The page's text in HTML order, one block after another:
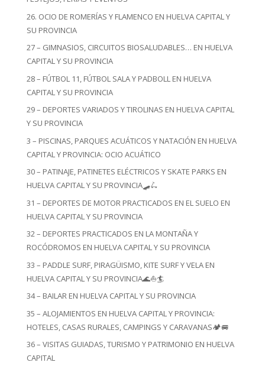
26. OCIO DE ROMERÍAS Y FLAMENCO EN HUELVA CAPITAL Y
SU PROVINCIA
27 – GIMNASIOS, CIRCUITOS BIOSALUDABLES… EN HUELVA
CAPITAL Y SU PROVINCIA
28 – FÚTBOL 11, FÚTBOL SALA Y PADBOLL EN HUELVA
CAPITAL Y SU PROVINCIA
29 – DEPORTES VARIADOS Y TIROLINAS EN HUELVA CAPITAL
Y SU PROVINCIA
3 – PISCINAS, PARQUES ACUÁTICOS Y NATACIÓN EN HUELVA
CAPITAL Y PROVINCIA: OCIO ACUÁTICO
30 – PATINAJE, PATINETES ELÉCTRICOS Y SKATE PARKS EN
HUELVA CAPITAL Y SU PROVINCIA🛹🛴
31 – DEPORTES DE MOTOR PRACTICADOS EN EL SUELO EN
HUELVA CAPITAL Y SU PROVINCIA
32 – DEPORTES PRACTICADOS EN LA MONTAÑA Y
ROCÓDROMOS EN HUELVA CAPITAL Y SU PROVINCIA
33 – PADDLE SURF, PIRAGÜISMO, KITE SURF Y VELA EN
HUELVA CAPITAL Y SU PROVINCIA🌊⛵🏄
34 – BAILAR EN HUELVA CAPITAL Y SU PROVINCIA
35 – ALOJAMIENTOS EN HUELVA CAPITAL Y PROVINCIA:
HOTELES, CASAS RURALES, CAMPINGS Y CARAVANAS🏕️🚐
36 – VISITAS GUIADAS, TURISMO Y PATRIMONIO EN HUELVA
CAPITAL